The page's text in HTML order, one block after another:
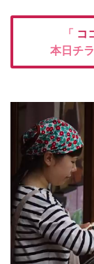
「 コ
本日チ